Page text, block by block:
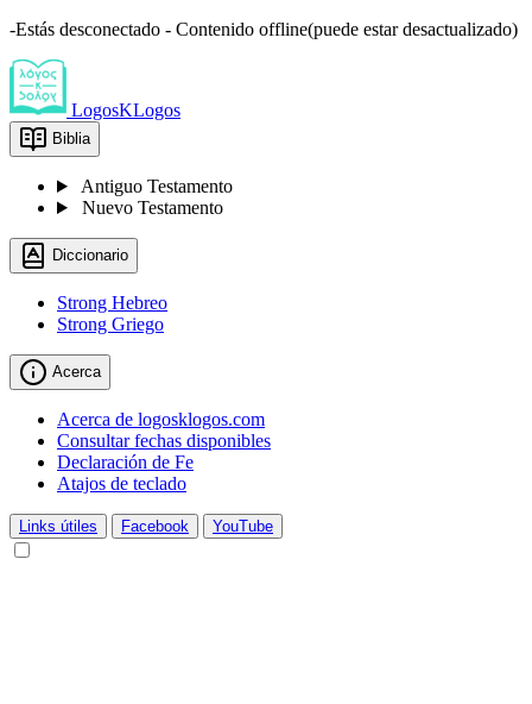
-Estás desconectado - Contenido offline(puede estar desactualizado)
LogosKLogos
Biblia
Antiguo Testamento
Nuevo Testamento
Diccionario
Strong Hebreo
Strong Griego
Acerca
Acerca de logosklogos.com
Consultar fechas disponibles
Declaración de Fe
Atajos de teclado
Links útiles Facebook YouTube